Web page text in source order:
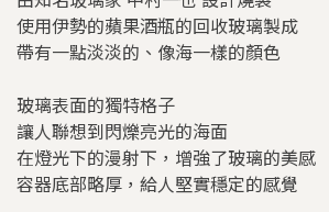
使用伊勢的蘋果酒瓶的回收玻璃製成
帶有一點淡淡的、像海一樣的顏色
玻璃表面的獨特格子
讓人聯想到閃爍亮光的海面
在燈光下的漫射下，增強了玻璃的美感
容器底部略厚，給人堅實穩定的感覺